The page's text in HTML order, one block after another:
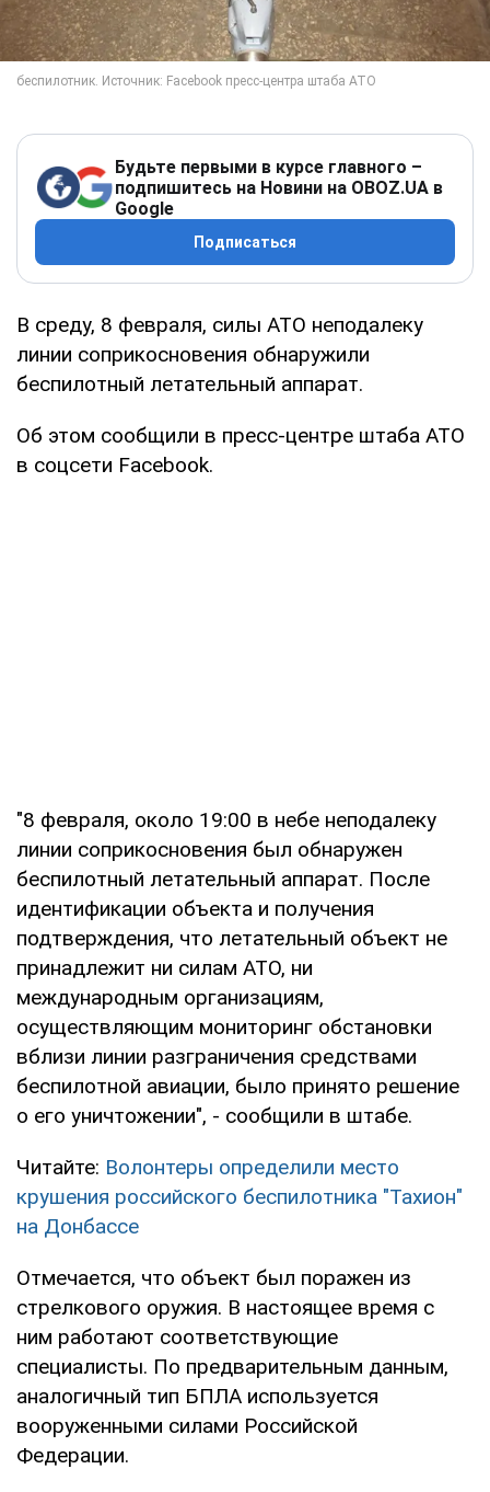
Будьте первыми в курсе главного –
подпишитесь на Новини на OBOZ.UA в
Google
Подписаться
В среду, 8 февраля, силы АТО неподалеку
линии соприкосновения обнаружили
беспилотный летательный аппарат.
Об этом сообщили в пресс-центре штаба АТО
в соцсети Facebook.
"8 февраля, около 19:00 в небе неподалеку
линии соприкосновения был обнаружен
беспилотный летательный аппарат. После
идентификации объекта и получения
подтверждения, что летательный объект не
принадлежит ни силам АТО, ни
международным организациям,
осуществляющим мониторинг обстановки
вблизи линии разграничения средствами
беспилотной авиации, было принято решение
о его уничтожении", - сообщили в штабе.
Читайте: Волонтеры определили место
крушения российского беспилотника "Тахион"
на Донбассе
Отмечается, что объект был поражен из
стрелкового оружия. В настоящее время с
ним работают соответствующие
специалисты. По предварительным данным,
аналогичный тип БПЛА используется
вооруженными силами Российской
Федерации.